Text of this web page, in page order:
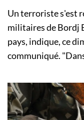
Un terroriste s'est
militaires de Bordj
pays, indique, ce
communiqué.